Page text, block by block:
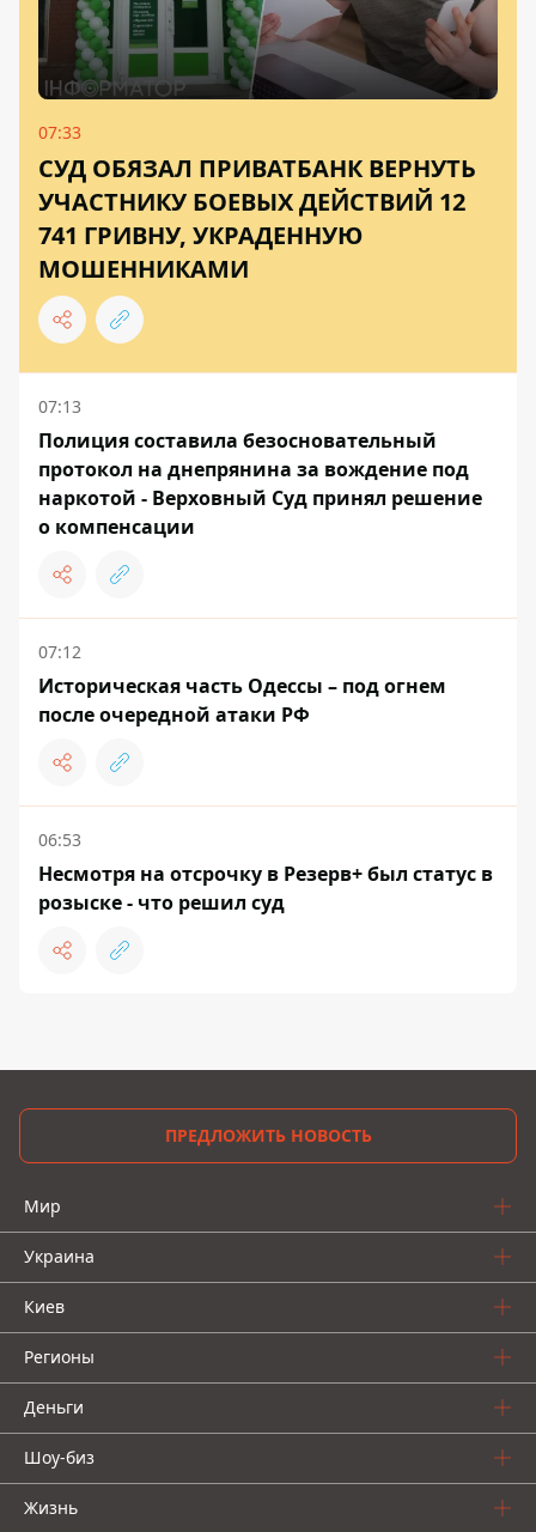
07:33
СУД ОБЯЗАЛ ПРИВАТБАНК ВЕРНУТЬ
УЧАСТНИКУ БОЕВЫХ ДЕЙСТВИЙ 12
741 ГРИВНУ, УКРАДЕННУЮ
МОШЕННИКАМИ
07:13
Полиция составила безосновательный
протокол на днепрянина за вождение под
наркотой - Верховный Суд принял решение
о компенсации
07:12
Историческая часть Одессы – под огнем
после очередной атаки РФ
06:53
Несмотря на отсрочку в Резерв+ был статус в
розыске - что решил суд
ПРЕДЛОЖИТЬ НОВОСТЬ
Мир
Украина
Киев
Регионы
Деньги
Шоу-биз
Жизнь